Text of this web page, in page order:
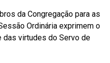
da Congregação para as
Ordinária exprimem o
das virtudes do Servo de